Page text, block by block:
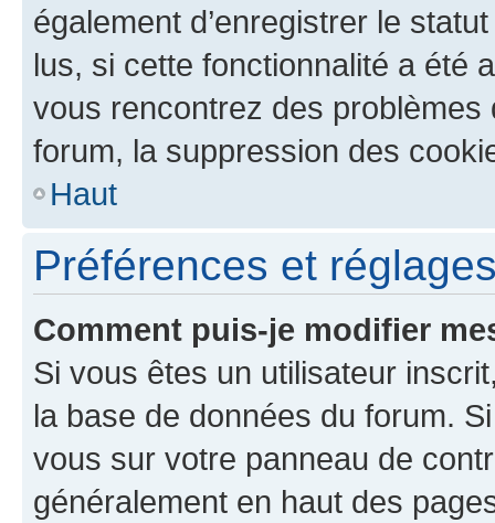
également d’enregistrer le
lus, si cette fonctionnalité a été
vous rencontrez des
forum, la suppression des
Haut
Préférences et
Comment puis-je modifier
Si vous êtes un utilisateur
la base de données du forum.
vous sur votre panneau de
généralement en haut des